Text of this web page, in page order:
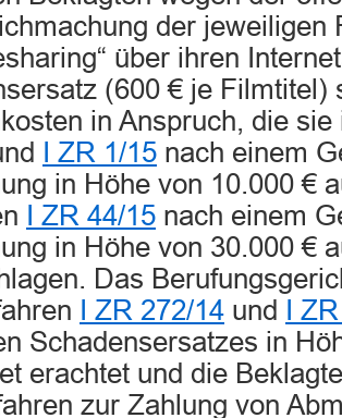
der jeweiligen
über ihren
(600 € je Filmtitel)
in Anspruch, die
I ZR 1/15 nach einem
in Höhe von 10.000 €
I ZR 44/15 nach einem
in Höhe von 30.000 €
Das
I ZR 272/14 und
I
Schadensersatzes in
erachtet und die
zur Zahlung von